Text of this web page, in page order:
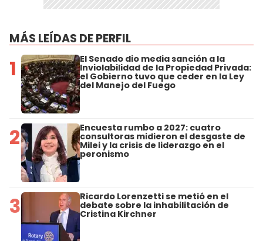
MÁS LEÍDAS DE PERFIL
1 El Senado dio media sanción a la
Inviolabilidad de la Propiedad Privada:
el Gobierno tuvo que ceder en la Ley
del Manejo del Fuego
2 Encuesta rumbo a 2027: cuatro
consultoras midieron el desgaste de
Milei y la crisis de liderazgo en el
peronismo
3 Ricardo Lorenzetti se metió en el
debate sobre la inhabilitación de
Cristina Kirchner